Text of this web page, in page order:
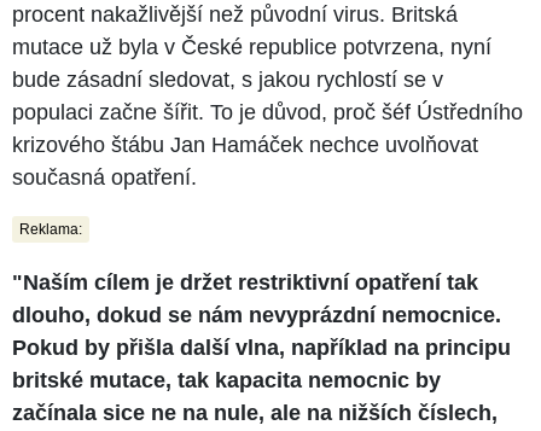
procent nakažlivější než původní virus. Britská
mutace už byla v České republice potvrzena, nyní
bude zásadní sledovat, s jakou rychlostí se v
populaci začne šířit. To je důvod, proč šéf Ústředního
krizového štábu Jan Hamáček nechce uvolňovat
současná opatření.
Reklama:
"Naším cílem je držet restriktivní opatření tak
dlouho, dokud se nám nevyprázdní nemocnice.
Pokud by přišla další vlna, například na principu
britské mutace, tak kapacita nemocnic by
začínala sice ne na nule, ale na nižších číslech,